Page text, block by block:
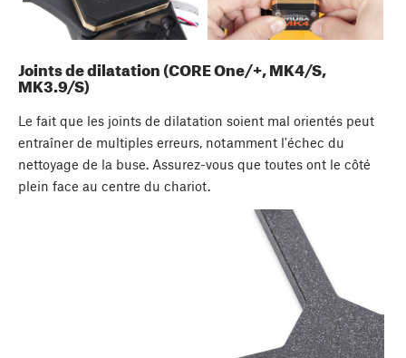
Joints de dilatation (CORE One/+, MK4/S,
MK3.9/S)
Le fait que les joints de dilatation soient mal orientés peut
entraîner de multiples erreurs, notamment l'échec du
nettoyage de la buse. Assurez-vous que toutes ont le côté
plein face au centre du chariot.